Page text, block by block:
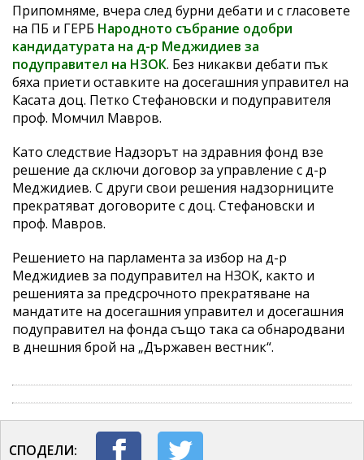
Припомняме, вчера след бурни дебати и с гласовете
на ПБ и ГЕРБ Народното събрание одобри
кандидатурата на д-р Меджидиев за
подуправител на НЗОК. Без никакви дебати пък
бяха приети оставките на досегашния управител на
Касата доц. Петко Стефановски и подуправителя
проф. Момчил Мавров.
Като следствие Надзорът на здравния фонд взе
решение да сключи договор за управление с д-р
Меджидиев. С други свои решения надзорниците
прекратяват договорите с доц. Стефановски и
проф. Мавров.
Решението на парламента за избор на д-р
Меджидиев за подуправител на НЗОК, както и
решенията за предсрочното прекратяване на
мандатите на досегашния управител и досегашния
подуправител на фонда също така са обнародвани
в днешния брой на „Държавен вестник“.
СПОДЕЛИ: